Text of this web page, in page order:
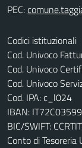
PEC:
Codici istituzionali
Cod. Univoco
Cod. Univoco
Cod. Univoco
Cod. IPA: c_l024
IBAN:
BIC/SWIFT:
Conto di